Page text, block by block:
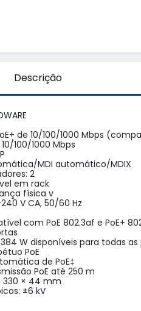
Descrição
de 10/100/1000 Mbps
100/1000 Mbps
MDI automático/MDIX
2
em rack
física v
V CA, 50/60 Hz
com PoE 802.3af e PoE+
W disponíveis para todas
PoE
de PoE‡
PoE até 250 m
330 × 44 mm
±6 kV